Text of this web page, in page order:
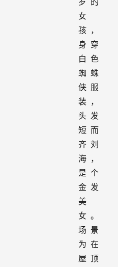
女
孩，
身穿
白色
蜘蛛
侠服
装，
头发
短而
齐刘
海，
是个
金发
美
女。
场景
为在
屋顶